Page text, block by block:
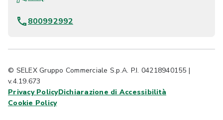
800992992
© SELEX Gruppo Commerciale S.p.A. P.I. 04218940155 |
v.4.19.673
Privacy PolicyDichiarazione di Accessibilità
Cookie Policy